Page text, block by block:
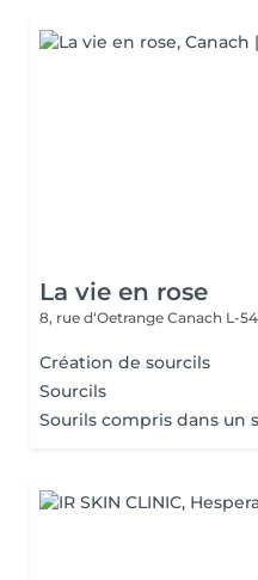
La vie en rose
8, rue d‘Oetrange Canach L-
Création de sourcils
Sourcils
Sourils compris dans un